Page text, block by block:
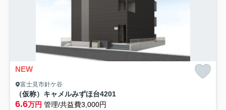
NEW
富士見市針ケ谷
（仮称）キャメルみずほ台4201
6.6万円 管理/共益費3,000円